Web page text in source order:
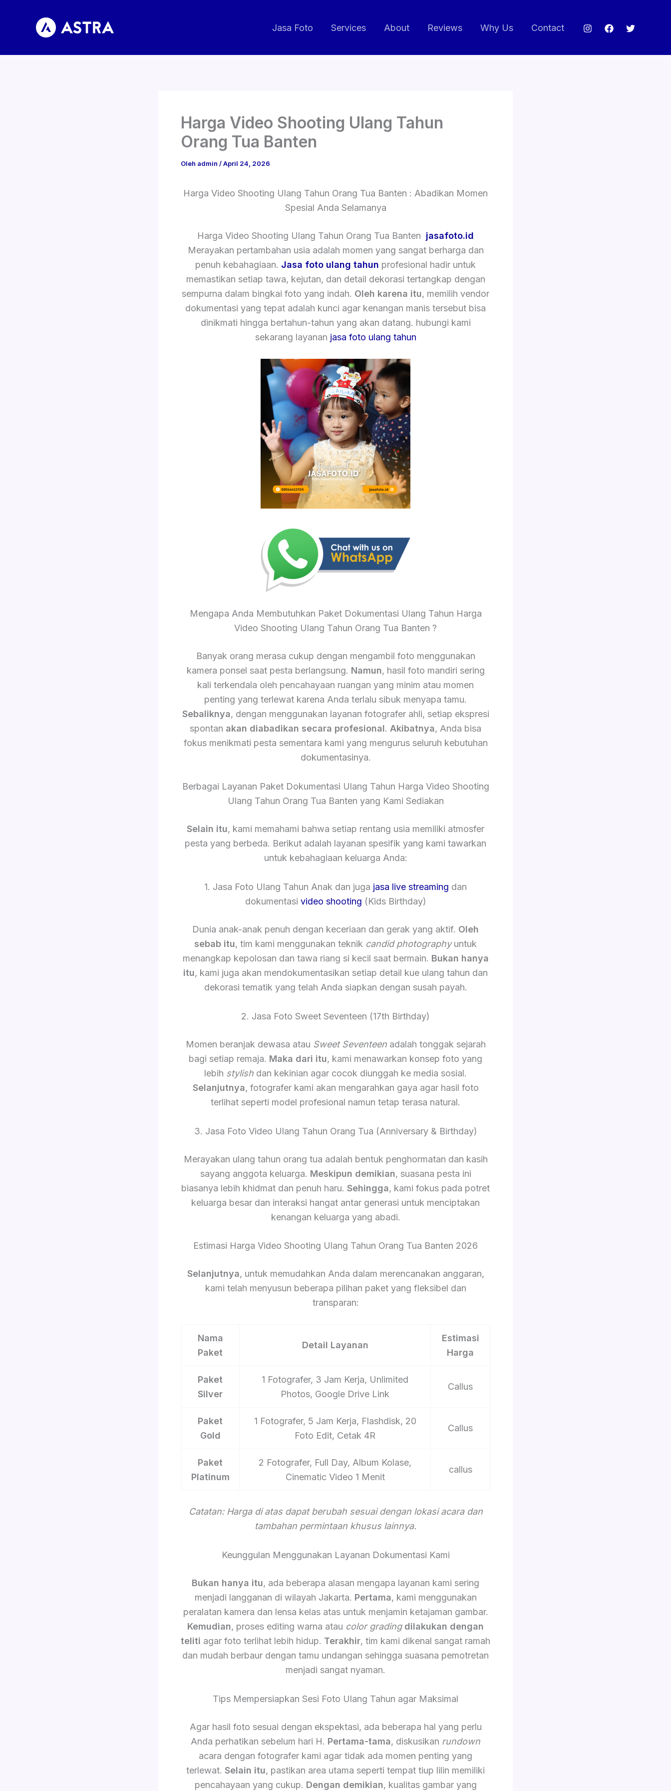
Jasa Foto Services About Reviews Why Us Contact
Harga Video Shooting Ulang Tahun
Orang Tua Banten
Oleh admin /April 24, 2026
Harga Video Shooting Ulang Tahun Orang Tua Banten : Abadikan Momen
Spesial Anda Selamanya
Harga Video Shooting Ulang Tahun Orang Tua Banten jasafoto.id
Merayakan pertambahan usia adalah momen yang sangat berharga dan
penuh kebahagiaan. Jasa foto ulang tahun profesional hadir untuk
memastikan setiap tawa, kejutan, dan detail dekorasi tertangkap dengan
sempurna dalam bingkai foto yang indah. Oleh karena itu, memilih vendor
dokumentasi yang tepat adalah kunci agar kenangan manis tersebut bisa
dinikmati hingga bertahun-tahun yang akan datang. hubungi kami
sekarang layanan jasa foto ulang tahun
Mengapa Anda Membutuhkan Paket Dokumentasi Ulang Tahun Harga
Video Shooting Ulang Tahun Orang Tua Banten ?
Banyak orang merasa cukup dengan mengambil foto menggunakan
kamera ponsel saat pesta berlangsung. Namun, hasil foto mandiri sering
kali terkendala oleh pencahayaan ruangan yang minim atau momen
penting yang terlewat karena Anda terlalu sibuk menyapa tamu.
Sebaliknya, dengan menggunakan layanan fotografer ahli, setiap ekspresi
spontan akan diabadikan secara profesional. Akibatnya, Anda bisa
fokus menikmati pesta sementara kami yang mengurus seluruh kebutuhan
dokumentasinya.
Berbagai Layanan Paket Dokumentasi Ulang Tahun Harga Video Shooting
Ulang Tahun Orang Tua Banten yang Kami Sediakan
Selain itu, kami memahami bahwa setiap rentang usia memiliki atmosfer
pesta yang berbeda. Berikut adalah layanan spesifik yang kami tawarkan
untuk kebahagiaan keluarga Anda:
1. Jasa Foto Ulang Tahun Anak dan juga jasa live streaming dan
dokumentasi video shooting (Kids Birthday)
Dunia anak-anak penuh dengan keceriaan dan gerak yang aktif. Oleh
sebab itu, tim kami menggunakan teknik candid photographyuntuk
menangkap kepolosan dan tawa riang si kecil saat bermain. Bukan hanya
itu, kami juga akan mendokumentasikan setiap detail kue ulang tahun dan
dekorasi tematik yang telah Anda siapkan dengan susah payah.
2. Jasa Foto Sweet Seventeen (17th Birthday)
Momen beranjak dewasa atau Sweet Seventeenadalah tonggak sejarah
bagi setiap remaja. Maka dari itu, kami menawarkan konsep foto yang
lebih stylish dan kekinian agar cocok diunggah ke media sosial.
Selanjutnya, fotografer kami akan mengarahkan gaya agar hasil foto
terlihat seperti model profesional namun tetap terasa natural.
3. Jasa Foto Video Ulang Tahun Orang Tua (Anniversary & Birthday)
Merayakan ulang tahun orang tua adalah bentuk penghormatan dan kasih
sayang anggota keluarga. Meskipun demikian, suasana pesta ini
biasanya lebih khidmat dan penuh haru. Sehingga, kami fokus pada potret
keluarga besar dan interaksi hangat antar generasi untuk menciptakan
kenangan keluarga yang abadi.
Estimasi Harga Video Shooting Ulang Tahun Orang Tua Banten 2026
Selanjutnya, untuk memudahkan Anda dalam merencanakan anggaran,
kami telah menyusun beberapa pilihan paket yang fleksibel dan
transparan:
Nama
Paket
Detail Layanan
Estimasi
Harga
Paket
Silver
1 Fotografer, 3 Jam Kerja, Unlimited
Photos, Google Drive Link
Callus
Paket
Gold
1 Fotografer, 5 Jam Kerja, Flashdisk, 20
Foto Edit, Cetak 4R
Callus
Paket
Platinum
2 Fotografer, Full Day, Album Kolase,
Cinematic Video 1 Menit
callus
Catatan: Harga di atas dapat berubah sesuai dengan lokasi acara dan
tambahan permintaan khusus lainnya.
Keunggulan Menggunakan Layanan Dokumentasi Kami
Bukan hanya itu, ada beberapa alasan mengapa layanan kami sering
menjadi langganan di wilayah Jakarta. Pertama, kami menggunakan
peralatan kamera dan lensa kelas atas untuk menjamin ketajaman gambar.
Kemudian, proses editing warna atau color grading dilakukan dengan
teliti agar foto terlihat lebih hidup. Terakhir, tim kami dikenal sangat ramah
dan mudah berbaur dengan tamu undangan sehingga suasana pemotretan
menjadi sangat nyaman.
Tips Mempersiapkan Sesi Foto Ulang Tahun agar Maksimal
Agar hasil foto sesuai dengan ekspektasi, ada beberapa hal yang perlu
Anda perhatikan sebelum hari H. Pertama-tama, diskusikan rundown
acara dengan fotografer kami agar tidak ada momen penting yang
terlewat. Selain itu, pastikan area utama seperti tempat tiup lilin memiliki
pencahayaan yang cukup. Dengan demikian, kualitas gambar yang